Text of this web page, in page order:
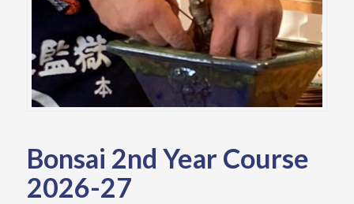
Bonsai 2nd Year Course
2026-27